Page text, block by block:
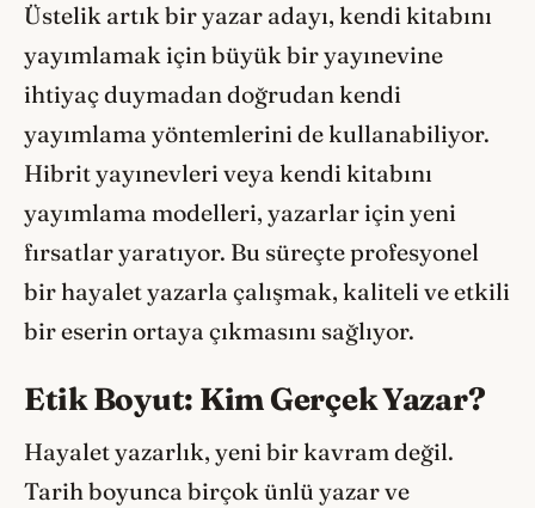
Üstelik artık bir yazar adayı, kendi kitabını
yayımlamak için büyük bir yayınevine
ihtiyaç duymadan doğrudan kendi
yayımlama yöntemlerini de kullanabiliyor.
Hibrit yayınevleri veya kendi kitabını
yayımlama modelleri, yazarlar için yeni
fırsatlar yaratıyor. Bu süreçte profesyonel
bir hayalet yazarla çalışmak, kaliteli ve etkili
bir eserin ortaya çıkmasını sağlıyor.
Etik Boyut: Kim Gerçek Yazar?
Hayalet yazarlık, yeni bir kavram değil.
Tarih boyunca birçok ünlü yazar ve